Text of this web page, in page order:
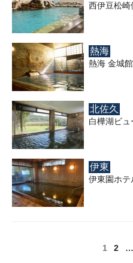
西伊豆松崎
熱海
熱海 金城館
北佐久
白樺湖ビュ
伊東
伊東園ホテ
固
1
固
2 …